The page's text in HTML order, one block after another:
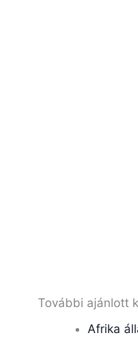
További ajánlott
Afrika